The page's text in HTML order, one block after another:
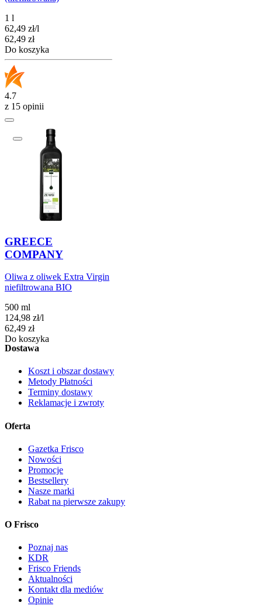
1 l
62,49 zł/l
Cena
62,49 zł
Do koszyka
4.7
z 15 opinii
GREECE
COMPANY
Oliwa z oliwek Extra Virgin
niefiltrowana BIO
500 ml
124,98 zł/l
Cena
62,49 zł
Do koszyka
Dostawa
Koszt i obszar dostawy
Metody Płatności
Terminy dostawy
Reklamacje i zwroty
Oferta
Gazetka Frisco
Nowości
Promocje
Bestsellery
Nasze marki
Rabat na pierwsze zakupy
O Frisco
Poznaj nas
KDR
Frisco Friends
Aktualności
Kontakt dla mediów
Opinie